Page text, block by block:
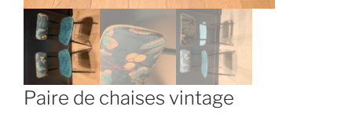
Paire de chaises vintage